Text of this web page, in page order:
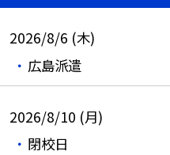
2026/8/6 (木)
広島派遣
2026/8/10 (月)
閉校日